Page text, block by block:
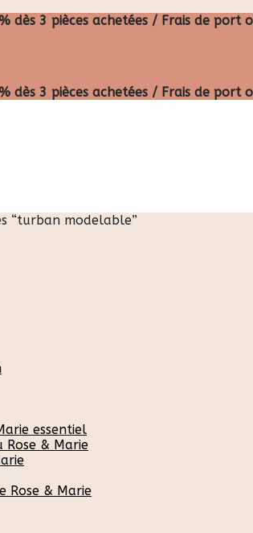
dès 3 pièces achetées / Frais de
dès 3 pièces achetées / Frais de
“turban modelable”
essentiel
Rose & Marie
Rose & Marie